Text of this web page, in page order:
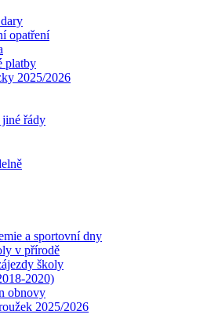
opatření
platby
2025/2026
jiné řády
a sportovní dny
v přírodě
školy
2020)
obnovy
2025/2026